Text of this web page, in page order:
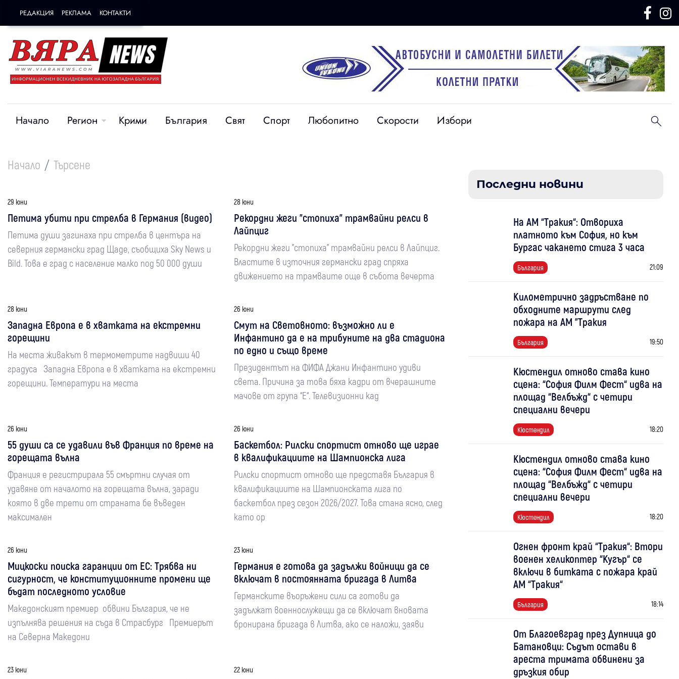
РЕДАКЦИЯ РЕКЛАМА КОНТАКТИ
Начало Регион Крими България Свят Спорт Любопитно Скорости Избори
Начало Търсене
29 юни
Петима убити при стрелба в Германия (видео)
Петима души загинаха при стрелба в центъра на
северния германски град Щаде, съобщиха Sky News и
Bild. Това е град с население малко под 50 000 души
28 юни
Рекордни жеги "стопиха" трамвайни релси в
Лайпциг
Рекордни жеги "стопиха" трамвайни релси в Лайпциг.
Властите в източния германски град спряха
движението на трамваите още в събота вечерта
28 юни
Западна Европа е в хватката на екстремни
горещини
На места живакът в термометрите надвиши 40
градуса Западна Европа е в хватката на екстремни
горещини. Температури на места
26 юни
Смут на Световното: възможно ли е
Инфантино да е на трибуните на два стадиона
по едно и също време
Президентът на ФИФА Джани Инфантино удиви
света. Причина за това бяха кадри от вчерашните
мачове от група “Е“. Телевизионни кад
26 юни
55 души са се удавили във Франция по време на
горещата вълна
Франция е регистрирала 55 смъртни случая от
удавяне от началото на горещата вълна, заради
която в две трети от страната бе въведен
максимален
26 юни
Баскетбол: Рилски спортист отново ще играе
в квалификациите на Шампионска лига
Рилски спортист отново ще представя България в
квалификациите на Шампионската лига по
баскетбол през сезон 2026/2027. Това стана ясно, след
като ор
26 юни
Мицкоски поиска гаранции от ЕС: Трябва ни
сигурност, че конституционните промени ще
бъдат последното условие
Македонският премиер обвини България, че не
изпълнява решения на съда в Страсбург Премиерът
на Северна Македони
23 юни
Германия е готова да задължи войници да се
включат в постоянната бригада в Литва
Германските въоръжени сили са готови да
задължат военнослужещи да се включат вновата
бронирана бригада в Литва, ако се наложи, заяви
23 юни 22 юни
Последни новини
На АМ “Тракия“: Отвориха
платното към София, но към
Бургас чакането стига 3 часа
България 21:09
Километрично задръстване по
обходните маршрути след
пожара на АМ "Тракия
България 19:50
Кюстендил отново става кино
сцена: “София Филм Фест“ идва на
площад “Велбъжд“ с четири
специални вечери
Кюстендил 18:20
Кюстендил отново става кино
сцена: “София Филм Фест“ идва на
площад “Велбъжд“ с четири
специални вечери
Кюстендил 18:20
Огнен фронт край “Тракия“: Втори
военен хеликоптер “Кугър“ се
включи в битката с пожара край
АМ “Тракия“
България 18:14
От Благоевград през Дупница до
Батановци: Съдът остави в
ареста тримата обвинени за
дръзкия обир